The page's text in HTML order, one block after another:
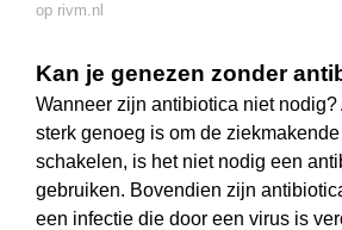
op rivm.nl
Kan je genezen zonder
Wanneer zijn antibiotica niet
sterk genoeg is om de
schakelen, is het niet nodig een
gebruiken. Bovendien zijn
een infectie die door een virus is